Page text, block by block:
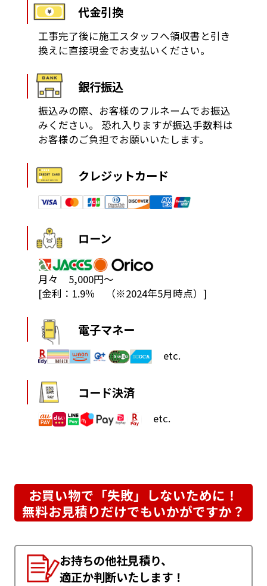
代金引換
工事完了後に施工スタッフへ領収書と引き
換えに直接現金でお支払いください。
銀行振込
振込みの際、お客様のフルネームでお振込
みください。
恐れ入りますが振込手数料は
お客様のご負担でお願いいたします。
クレジットカード
ローン
月々 5,000円～
[金利：1.9％ （※2024年5月時点）]
電子マネー
etc.
コード決済
etc.
お買い物で「失敗」しないために！
無料お見積りだけでもいかがですか？
お持ちの他社見積り、
適正か判断いたします！